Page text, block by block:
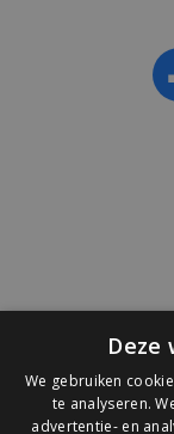
Deze
We gebruiken
te analyseren.
advertentie- en